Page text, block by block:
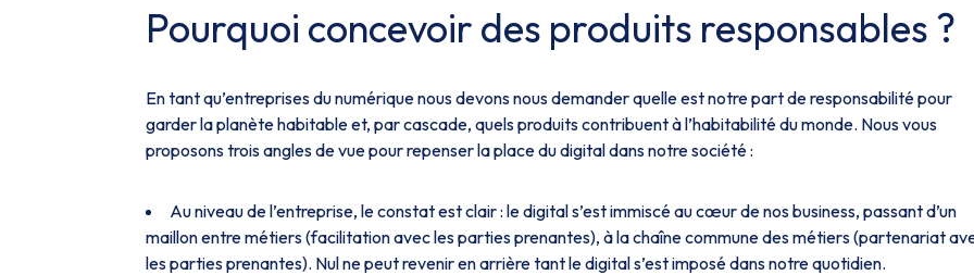
Pourquoi concevoir des produits responsables ?
En tant qu’entreprises du numérique nous devons nous demander quelle est notre part de responsabilité pour
garder la planète habitable et, par cascade, quels produits contribuent à l’habitabilité du monde. Nous vous
proposons trois angles de vue pour repenser la place du digital dans notre société :
Au niveau de l’entreprise, le constat est clair : le digital s’est immiscé au cœur de nos business, passant d’un
maillon entre métiers (facilitation avec les parties prenantes), à la chaîne commune des métiers (partenariat
les parties prenantes). Nul ne peut revenir en arrière tant le digital s’est imposé dans notre quotidien.